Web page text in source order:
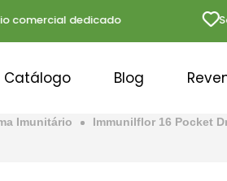
dedicado
Catálogo Blog
Imunitário Immunilflor 16 Pocket